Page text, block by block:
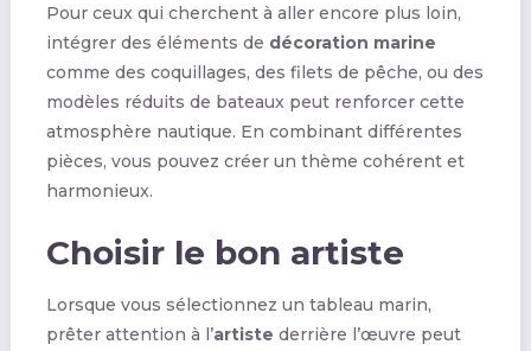
Pour ceux qui cherchent à aller encore plus loin,
intégrer des éléments de décoration marine
comme des coquillages, des filets de pêche, ou des
modèles réduits de bateaux peut renforcer cette
atmosphère nautique. En combinant différentes
pièces, vous pouvez créer un thème cohérent et
harmonieux.
Choisir le bon artiste
Lorsque vous sélectionnez un tableau marin,
prêter attention à l’artiste derrière l’œuvre peut